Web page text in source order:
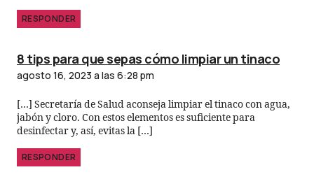
RESPONDER
8 tips para que sepas cómo limpiar un tinaco
agosto 16, 2023 a las 6:28 pm
[…] Secretaría de Salud aconseja limpiar el tinaco con agua,
jabón y cloro. Con estos elementos es suficiente para
desinfectar y, así, evitas la […]
RESPONDER